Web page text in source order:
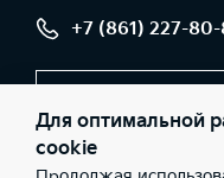
+7 (861) 227-
Для оптимальной
cookie